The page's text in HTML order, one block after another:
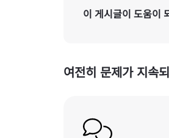
이 게시글이 도움이
여전히 문제가 지속